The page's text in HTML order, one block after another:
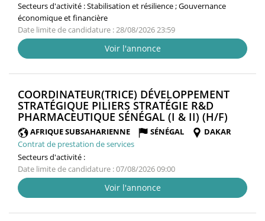
Secteurs d'activité :Stabilisation et résilience ; Gouvernance
économique et financière
Date limite de candidature : 28/08/2026 23:59
Voir l'annonce
COORDINATEUR(TRICE) DÉVELOPPEMENT
STRATÉGIQUE PILIERS STRATÉGIE R&D
PHARMACEUTIQUE SÉNÉGAL (I & II) (H/F)
AFRIQUE SUBSAHARIENNE SÉNÉGAL
DAKAR
Contrat de prestation de services
Secteurs d'activité :
Date limite de candidature : 07/08/2026 09:00
Voir l'annonce